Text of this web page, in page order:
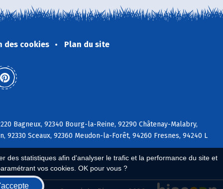
des statistiques afin d'analyser le trafic et la performance du site et
vos cookies. OK pour vous ?
des cookies Plan du site
Bagneux, 92340 Bourg-la-Reine, 92290 Châtenay-Malabry,
92330 Sceaux, 92360 Meudon-la-Forêt, 94260 Fresnes, 94240 L